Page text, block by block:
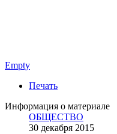
Empty
Печать
Информация о материале
ОБЩЕСТВО
30 декабря 2015